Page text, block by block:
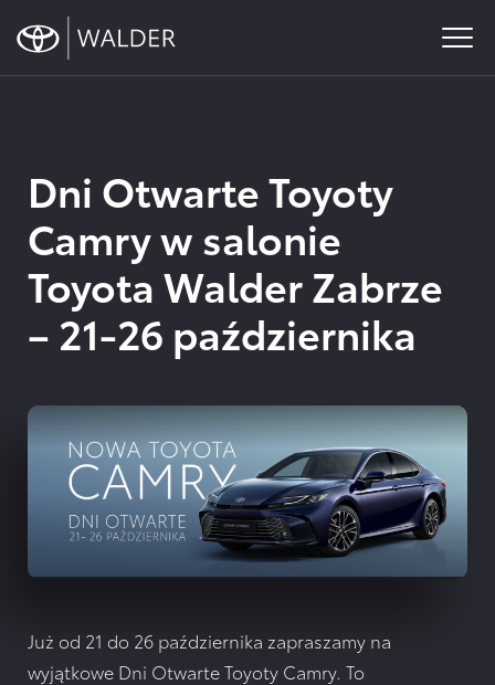
content
Toyota
Toyoty
Szukasz oficjalnego salonu oraz serwisu Toyoty w rejonie
Dni Otwarte Toyoty
Camry w salonie
Toyota Walder Zabrze
– 21-26 października
Już od 21 do 26 października zapraszamy na
wyjątkowe Dni Otwarte Toyoty Camry. To